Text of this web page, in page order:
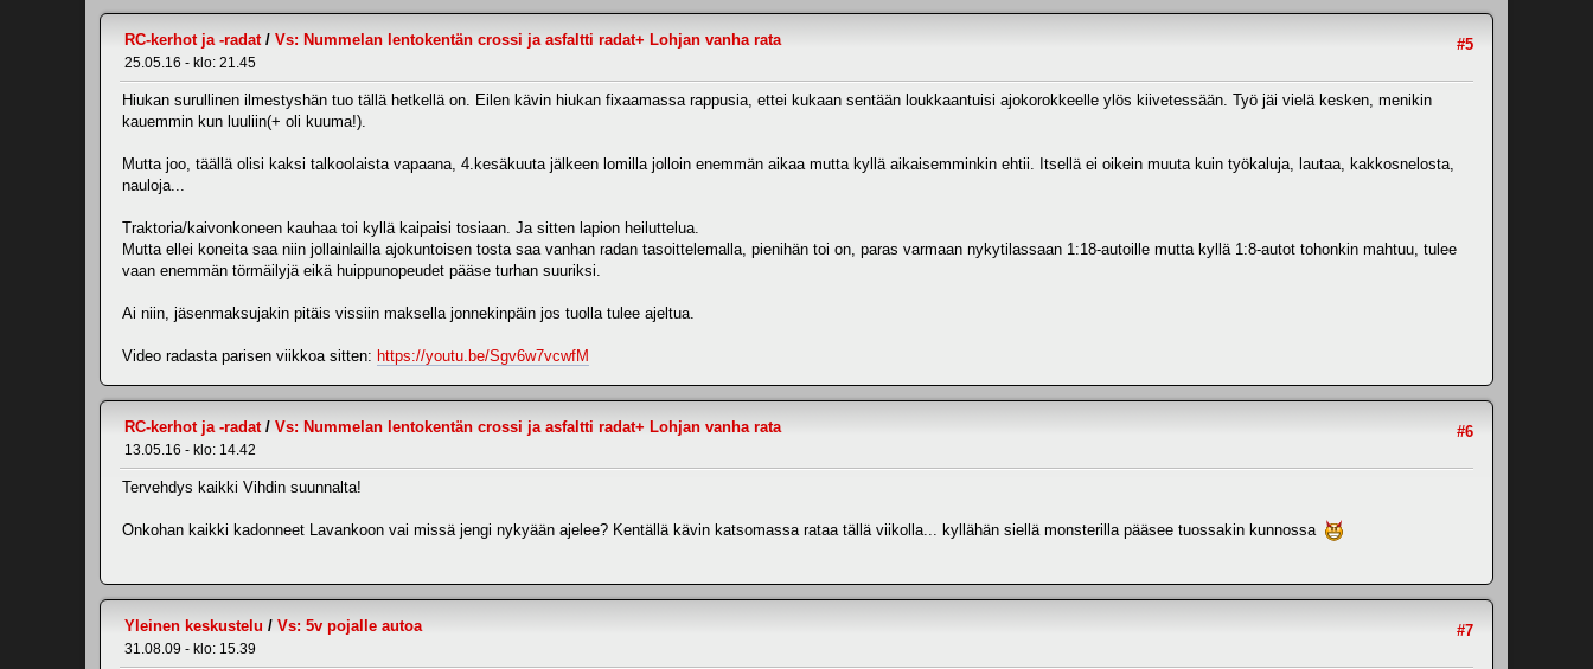
#5
RC-kerhot ja -radat/ Vs: Nummelan lentokentän crossi ja asfaltti radat+ Lohjan vanha rata
25.05.16 - klo: 21.45
Hiukan surullinen ilmestyshän tuo tällä hetkellä on. Eilen kävin hiukan fixaamassa rappusia, ettei kukaan sentään loukkaantuisi ajokorokkeelle ylös kiivetessään. Työ jäi vielä kesken, menikin
kauemmin kun luuliin(+ oli kuuma!).
Mutta joo, täällä olisi kaksi talkoolaista vapaana, 4.kesäkuuta jälkeen lomilla jolloin enemmän aikaa mutta kyllä aikaisemminkin ehtii. Itsellä ei oikein muuta kuin työkaluja, lautaa, kakkosnelosta,
nauloja...
Traktoria/kaivonkoneen kauhaa toi kyllä kaipaisi tosiaan. Ja sitten lapion heiluttelua.
Mutta ellei koneita saa niin jollainlailla ajokuntoisen tosta saa vanhan radan tasoittelemalla, pienihän toi on, paras varmaan nykytilassaan 1:18-autoille mutta kyllä 1:8-autot tohonkin mahtuu, tulee
vaan enemmän törmäilyjä eikä huippunopeudet pääse turhan suuriksi.
Ai niin, jäsenmaksujakin pitäis vissiin maksella jonnekinpäin jos tuolla tulee ajeltua.
Video radasta parisen viikkoa sitten: https://youtu.be/Sgv6w7vcwfM
#6
RC-kerhot ja -radat/ Vs: Nummelan lentokentän crossi ja asfaltti radat+ Lohjan vanha rata
13.05.16 - klo: 14.42
Tervehdys kaikki Vihdin suunnalta!
Onkohan kaikki kadonneet Lavankoon vai missä jengi nykyään ajelee? Kentällä kävin katsomassa rataa tällä viikolla... kyllähän siellä monsterilla pääsee tuossakin kunnossa
#7
Yleinen keskustelu / Vs: 5v pojalle autoa
31.08.09 - klo: 15.39